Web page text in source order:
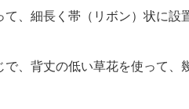
、細長く帯（リボン）状に設
、背丈の低い草花を使って、